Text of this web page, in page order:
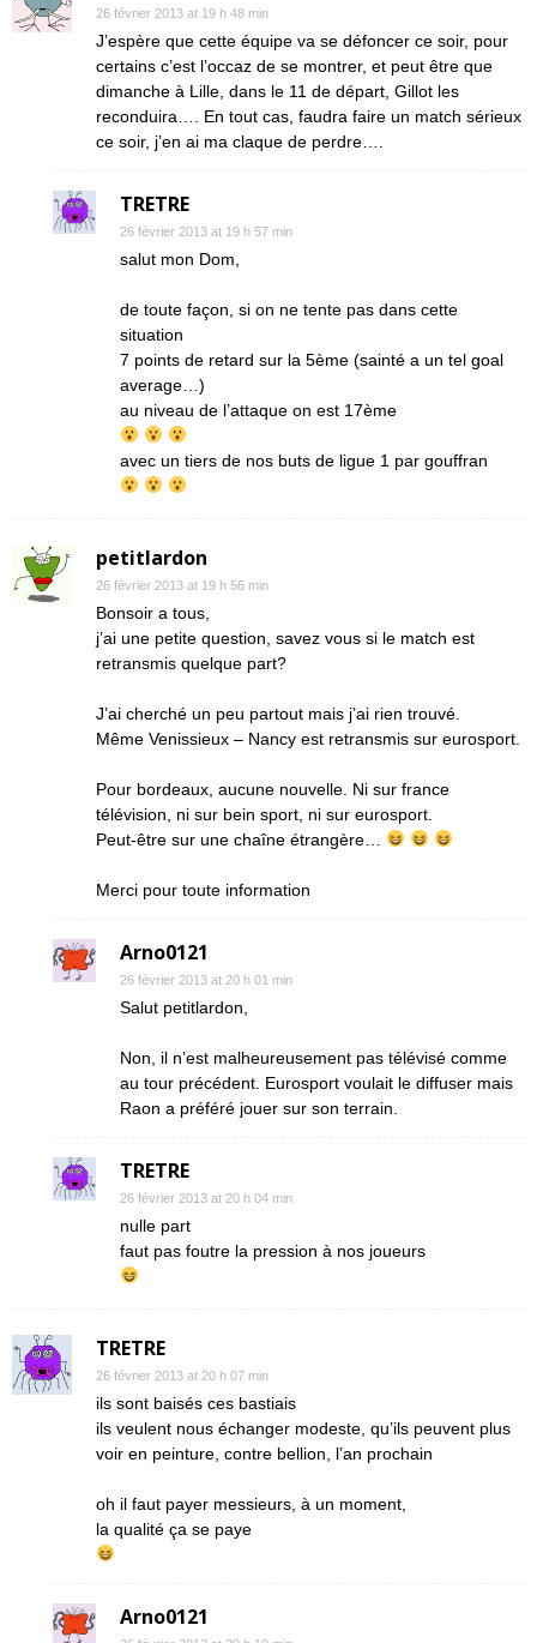
26 février 2013 at 19 h 48 min
J’espère que cette équipe va se défoncer ce soir, pour
certains c’est l’occaz de se montrer, et peut être que
dimanche à Lille, dans le 11 de départ, Gillot les
reconduira…. En tout cas, faudra faire un match sérieux
ce soir, j’en ai ma claque de perdre….
TRETRE
26 février 2013 at 19 h 57 min
salut mon Dom,
de toute façon, si on ne tente pas dans cette
situation
7 points de retard sur la 5ème (sainté a un tel goal
average…)
au niveau de l’attaque on est 17ème
avec un tiers de nos buts de ligue 1 par gouffran
petitlardon
26 février 2013 at 19 h 56 min
Bonsoir a tous,
j’ai une petite question, savez vous si le match est
retransmis quelque part?
J’ai cherché un peu partout mais j’ai rien trouvé.
Même Venissieux – Nancy est retransmis sur eurosport.
Pour bordeaux, aucune nouvelle. Ni sur france
télévision, ni sur bein sport, ni sur eurosport.
Peut-être sur une chaîne étrangère…
Merci pour toute information
Arno0121
26 février 2013 at 20 h 01 min
Salut petitlardon,
Non, il n’est malheureusement pas télévisé comme
au tour précédent. Eurosport voulait le diffuser mais
Raon a préféré jouer sur son terrain.
TRETRE
26 février 2013 at 20 h 04 min
nulle part
faut pas foutre la pression à nos joueurs
TRETRE
26 février 2013 at 20 h 07 min
ils sont baisés ces bastiais
ils veulent nous échanger modeste, qu’ils peuvent plus
voir en peinture, contre bellion, l’an prochain
oh il faut payer messieurs, à un moment,
la qualité ça se paye
Arno0121